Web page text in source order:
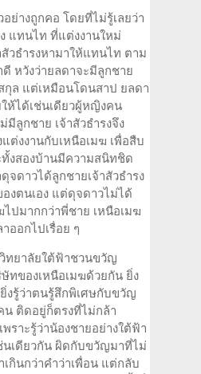
ย่างถูกคอ โดยที่ไม่รู้เลยว่า
แทนไท ที่แต่งงานใหม่
วธำรงหามาให้แทนไท ตาม
ดี หวังว่ายลดาจะมีลูกชาย
กุล แต่เหมือนโดนสาป ยลดา
ห้ได้เช่นเดียวผู้หญิงคน
มีลูกชาย เจ้าสัวธำรงจึง
ต่งงานกับเหนือเมฆ เพื่อสืบ
ทั้งสองบ้านมีความสนิทชิด
จดาวได้ลูกชายเจ้าสัวธำรง
งตนเอง แต่ดุจดาวไม่ได้
ไปมากกว่าพี่ชาย เหนือเมฆ
าออกไปเรื่อย ๆ
ทยาลัยใต้ฟ้าชวนขวัญ
ทของเหนือเมฆด้วยกัน ยิ่ง
งรู้ว่าตนรู้สึกพิเศษกับขวัญ
ติดอยู่ก็ตรงที่ไม่กล้า
ราะรู้ว่าน้องชายอย่างใต้ฟ้า
เดียวกัน ผิดกับขวัญมาที่ไม่
เกินกว่าคำว่าเพื่อน แต่กลับ